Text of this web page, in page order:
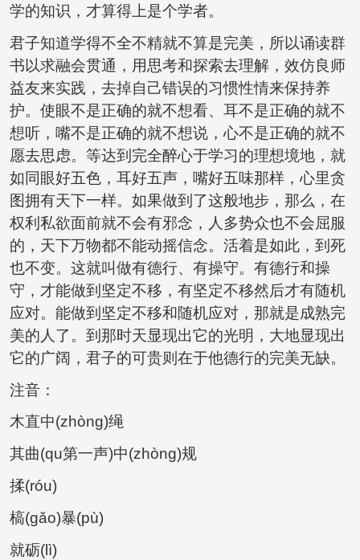
学的知识，才算得上是个学者。
君子知道学得不全不精就不算是完美，所以诵读群
书以求融会贯通，用思考和探索去理解，效仿良师
益友来实践，去掉自己错误的习惯性情来保持养
护。使眼不是正确的就不想看、耳不是正确的就不
想听，嘴不是正确的就不想说，心不是正确的就不
愿去思虑。等达到完全醉心于学习的理想境地，就
如同眼好五色，耳好五声，嘴好五味那样，心里贪
图拥有天下一样。如果做到了这般地步，那么，在
权利私欲面前就不会有邪念，人多势众也不会屈服
的，天下万物都不能动摇信念。活着是如此，到死
也不变。这就叫做有德行、有操守。有德行和操
守，才能做到坚定不移，有坚定不移然后才有随机
应对。能做到坚定不移和随机应对，那就是成熟完
美的人了。到那时天显现出它的光明，大地显现出
它的广阔，君子的可贵则在于他德行的完美无缺。
注音：
木直中(zhòng)绳
其曲(qu第一声)中(zhòng)规
揉(róu)
槁(gǎo)暴(pù)
就砺(lì)